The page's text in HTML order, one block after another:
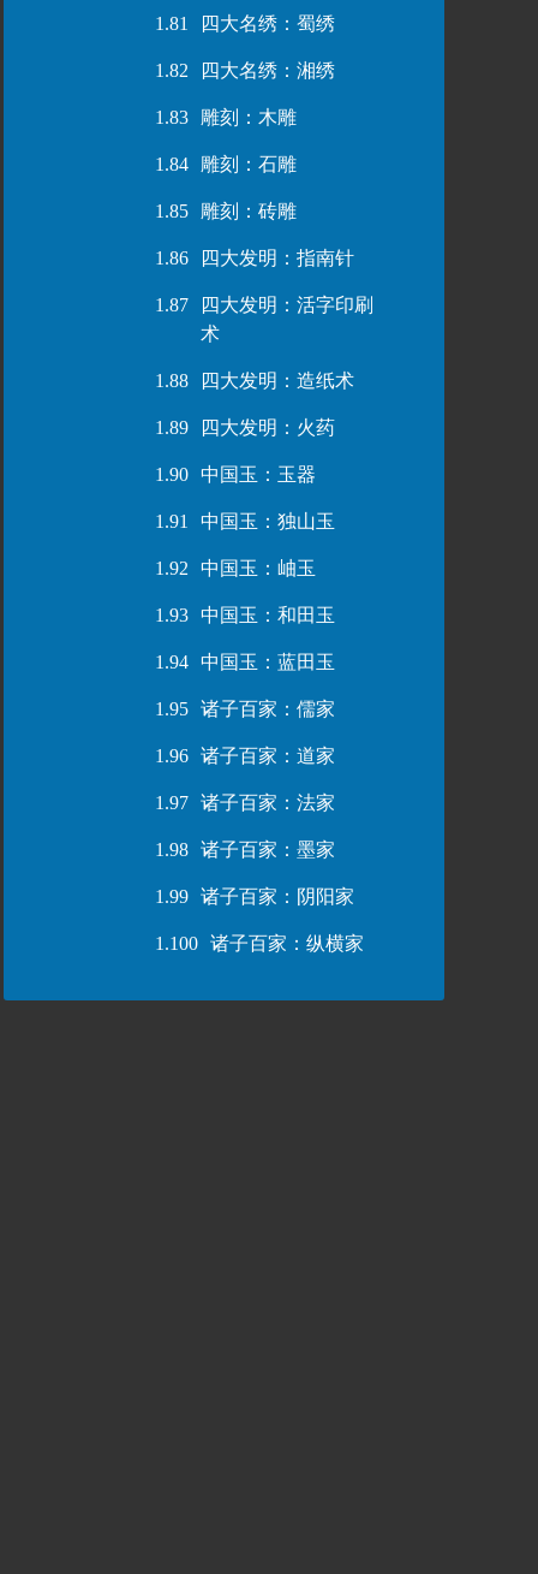
1.81 四大名绣：蜀绣
1.82 四大名绣：湘绣
1.83 雕刻：木雕
1.84 雕刻：石雕
1.85 雕刻：砖雕
1.86 四大发明：指南针
1.87
四大发明：活字印刷
术
1.88 四大发明：造纸术
1.89 四大发明：火药
1.90 中国玉：玉器
1.91 中国玉：独山玉
1.92 中国玉：岫玉
1.93 中国玉：和田玉
1.94 中国玉：蓝田玉
1.95 诸子百家：儒家
1.96 诸子百家：道家
1.97 诸子百家：法家
1.98 诸子百家：墨家
1.99 诸子百家：阴阳家
1.100 诸子百家：纵横家